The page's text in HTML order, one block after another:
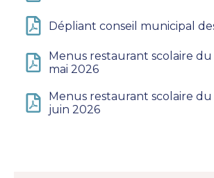
Dépliant conseil municipal
Menus restaurant scolaire du
mai 2026
Menus restaurant scolaire du
juin 2026